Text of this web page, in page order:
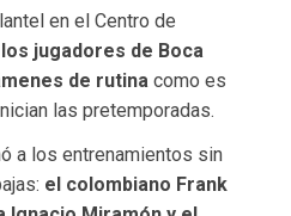
en el Centro de
los jugadores de Boca
de rutina como es
las pretemporadas.
a los entrenamientos sin
el colombiano Frank